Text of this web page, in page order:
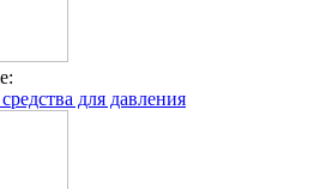
для давления